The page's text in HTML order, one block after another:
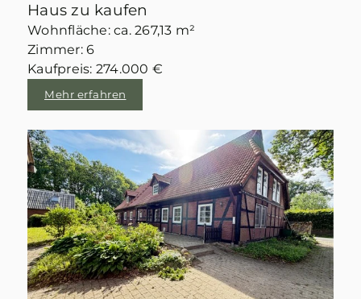
Haus zu kaufen
Wohnfläche: ca. 267,13 m²
Zimmer: 6
Kaufpreis: 274.000 €
Mehr erfahren